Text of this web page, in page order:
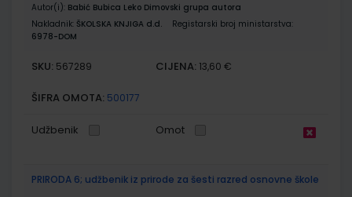
Autor(i): Babić Bubica Leko Dimovski grupa autora
Nakladnik: ŠKOLSKA KNJIGA d.d.
Registarski broj ministarstva:
6978-DOM
SKU: 567289 CIJENA: 13,60 €
ŠIFRA OMOTA: 500177
Udžbenik Omot
PRIRODA 6; udžbenik iz prirode za šesti razred osnovne škole